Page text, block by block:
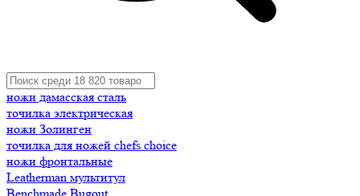
ножи дамасская сталь
точилка электрическая
ножи Золинген
точилка для ножей chefs choice
ножи фронтальные
Leatherman мультитул